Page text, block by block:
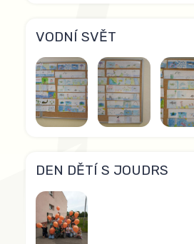
VODNÍ SVĚT
DEN DĚTÍ S JOUDRS